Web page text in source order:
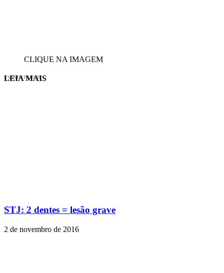
CLIQUE NA IMAGEM
EVINIS TALON
LEIA MAIS
STJ: 2 dentes = lesão grave
2 de novembro de 2016